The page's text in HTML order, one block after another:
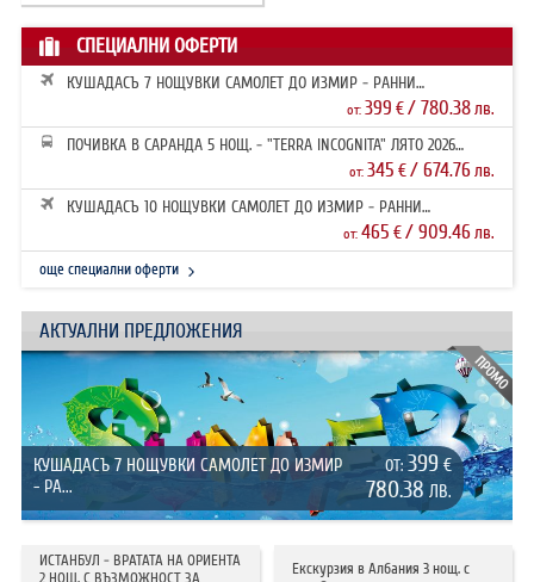
СПЕЦИАЛНИ ОФЕРТИ
КУШАДАСЪ 7 НОЩУВКИ САМОЛЕТ ДО ИЗМИР - РАННИ
от:399 €/ 780.38лв.
ПОЧИВКА В САРАНДА 5 НОЩ. - "TERRA INCOGNITA" ЛЯТО 2026
от:345 €/ 674.76лв.
КУШАДАСЪ 10 НОЩУВКИ САМОЛЕТ ДО ИЗМИР - РАННИ
от:465 €/ 909.46лв.
още специални оферти
АКТУАЛНИ ПРЕДЛОЖЕНИЯ
КУШАДАСЪ 7 НОЩУВКИ САМОЛЕТ ДО ИЗМИР
- РА...
ОТ: 399 €
780.38 ЛВ.
ИСТАНБУЛ - ВРАТАТА НА ОРИЕНТА
Екскурзия в Албания 3 нощ. с